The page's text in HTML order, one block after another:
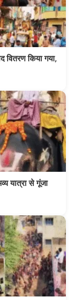
वितरण किया गया,
यात्रा से गूंजा